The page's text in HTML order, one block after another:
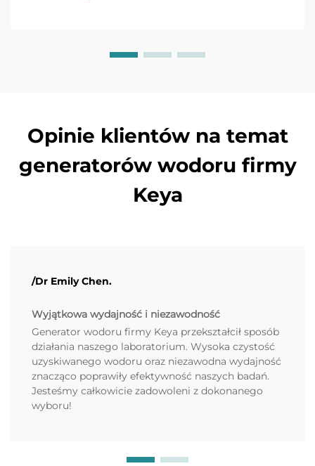
Opinie klientów na temat
generatorów wodoru firmy
Keya
/Dr Emily Chen.
Wyjątkowa wydajność i niezawodność
Generator wodoru firmy Keya przekształcił sposób
działania naszego laboratorium. Wysoka czystość
uzyskiwanego wodoru oraz niezawodna wydajność
znacząco poprawiły efektywność naszych badań.
Jesteśmy całkowicie zadowoleni z dokonanego
wyboru!